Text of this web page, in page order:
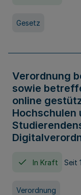
Gesetz
Verordnung
sowie
online
Hochschulen
In Kraft Seit
Verordnung